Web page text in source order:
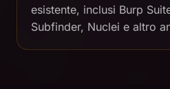
esistente, inclusi Burp
Subfinder, Nuclei e altro